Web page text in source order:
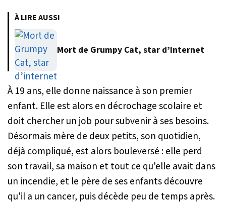
À LIRE AUSSI
Mort de Grumpy Cat, star d’internet
À 19 ans, elle donne naissance à son premier
enfant. Elle est alors en décrochage scolaire et
doit chercher un job pour subvenir à ses besoins.
Désormais mère de deux petits, son quotidien,
déjà compliqué, est alors bouleversé : elle perd
son travail, sa maison et tout ce qu'elle avait dans
un incendie, et le père de ses enfants découvre
qu'il a un cancer, puis décède peu de temps après.